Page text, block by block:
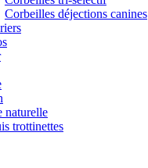
Corbeilles déjections canines
naturelle
trottinettes